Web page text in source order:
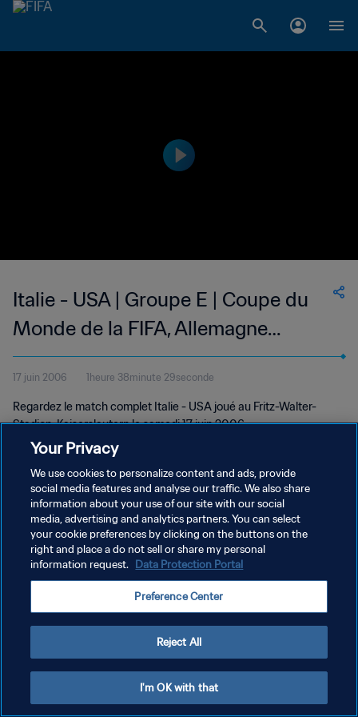
Italie - USA | Groupe E | Coupe du
Monde de la FIFA, Allemagne
2006™ | Match complet
17 juin 2006 1heure 38minute 29seconde
Regardez le match complet Italie - USA joué au Fritz-Walter-
Stadion, Kaiserslautern le samedi 17 juin 2006.
POLITIQUE DE CONFIDENTIALITÉ
CONDITIONS D'UTILISATION
GÉRER VOS PRÉFÉRENCES SUR LES COOKIES
Your Privacy
We use cookies to personalize content and ads, provide
social media features and analyse our traffic. We also share
information about your use of our site with our social
media, advertising and analytics partners. You can select
your cookie preferences by clicking on the buttons on the
right and place a do not sell or share my personal
information request. Data Protection Portal
Preference Center
Reject All
I'm OK with that